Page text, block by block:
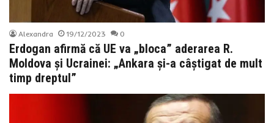
Alexandra 19/12/2023 0
Erdogan afirmă că UE va „bloca” aderarea R.
Moldova și Ucrainei: „Ankara și-a câștigat de mult
timp dreptul”